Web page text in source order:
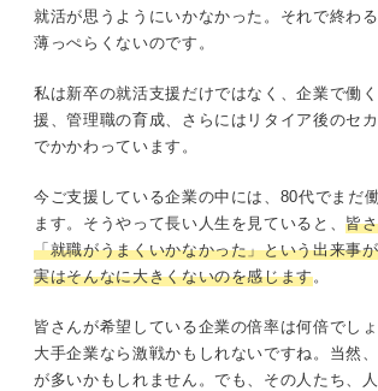
就活が思うようにいかなかった。それで終わ
薄っぺらくないのです。
私は新卒の就活支援だけではなく、企業で働
援、管理職の育成、さらにはリタイア後のセ
でかかわっています。
今ご支援している企業の中には、80代でまだ
ます。そうやって長い人生を見ていると、皆
「就職がうまくいかなかった」という出来事
実はそんなに大きくないのを感じます。
皆さんが希望している企業の倍率は何倍でし
大手企業なら激戦かもしれないですね。当然
が多いかもしれません。でも、その人たち、